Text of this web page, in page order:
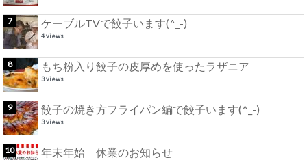
ケーブルTVで餃子います(^_-)
4 views
もち粉入り餃子の皮厚めを使ったラザニア
3 views
餃子の焼き方フライパン編で餃子います(^_-)
3 views
年末年始 休業のお知らせ